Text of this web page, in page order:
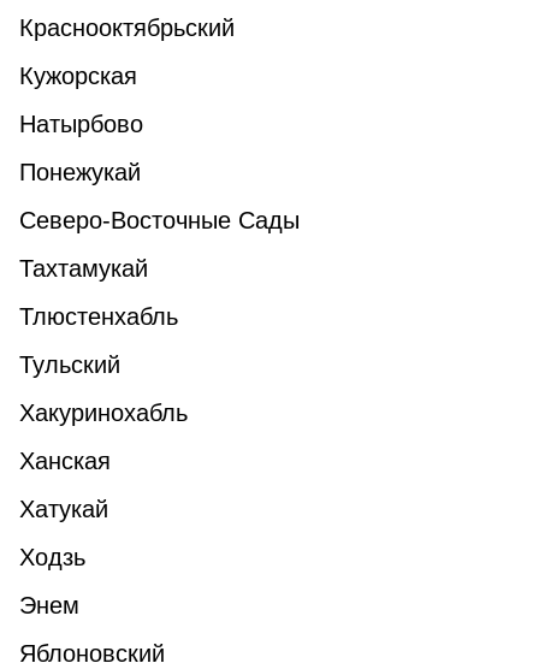
Краснооктябрьский
Кужорская
Натырбово
Понежукай
Северо-Восточные Сады
Тахтамукай
Тлюстенхабль
Тульский
Хакуринохабль
Ханская
Хатукай
Ходзь
Энем
Яблоновский